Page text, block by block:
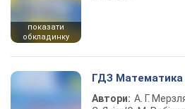
показати
обкладинку
ГДЗ Математика
Автори: А. Г.